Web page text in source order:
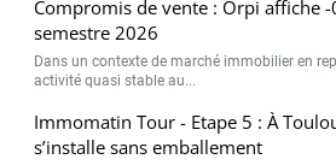
Compromis de vente : Orpi affiche
semestre 2026
Dans un contexte de marché immobilier en
activité quasi stable au...
Immomatin Tour - Etape 5 : À
s’installe sans emballement